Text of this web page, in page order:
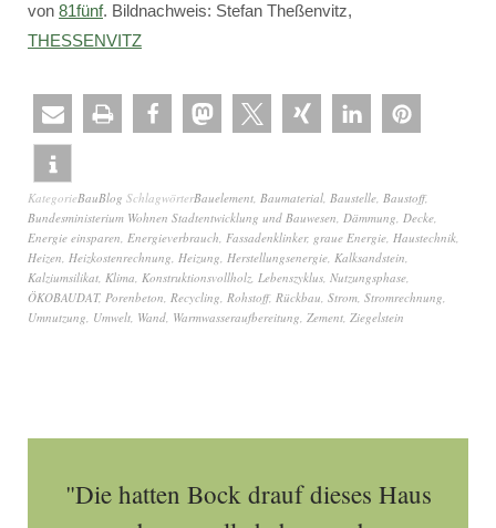
von 81fünf. Bildnachweis: Stefan Theßenvitz,
THESSENVITZ
KategorieBauBlog SchlagwörterBauelement, Baumaterial, Baustelle, Baustoff,
Bundesministerium Wohnen Stadtentwicklung und Bauwesen, Dämmung, Decke,
Energie einsparen, Energieverbrauch, Fassadenklinker, graue Energie, Haustechnik,
Heizen, Heizkostenrechnung, Heizung, Herstellungsenergie, Kalksandstein,
Kalziumsilikat, Klima, Konstruktionsvollholz, Lebenszyklus, Nutzungsphase,
ÖKOBAUDAT, Porenbeton, Recycling, Rohstoff, Rückbau, Strom, Stromrechnung,
Umnutzung, Umwelt, Wand, Warmwasseraufbereitung, Zement, Ziegelstein
"Die hatten Bock drauf dieses Haus